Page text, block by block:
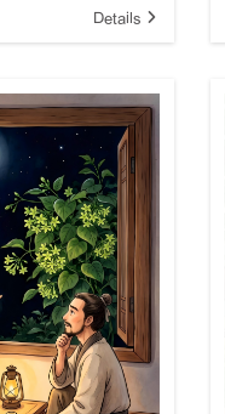
Details